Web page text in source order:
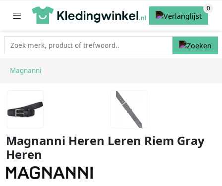
Magnanni
Magnanni Heren Leren Riem Gray
Heren